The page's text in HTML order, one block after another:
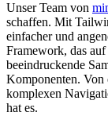
Unser Team von
schaffen. Mit
einfacher und
Framework, das
beeindruckende
Komponenten. Von
komplexen
hat es.